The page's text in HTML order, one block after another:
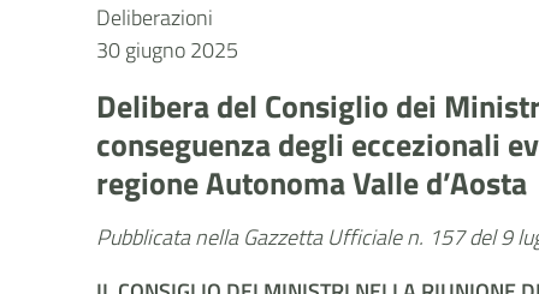
Deliberazioni
30 giugno 2025
Delibera del Consiglio dei
conseguenza degli eccezionali
regione Autonoma Valle d’Aosta
Pubblicata nella Gazzetta Ufficiale n. 157 del 9